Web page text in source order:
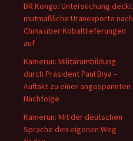
DR Kongo: Untersuchung deckt
mutmaßliche Uranexporte nach
China über Kobaltlieferungen
auf
Kamerun: Militärumbildung
durch Präsident Paul Biya –
Auftakt zu einer angespannten
Nachfolge
Kamerun: Mit der deutschen
Sprache den eigenen Weg